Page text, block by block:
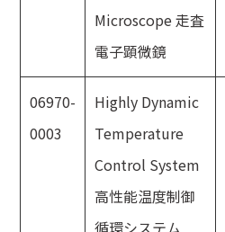
Microscope 走査
電子顕微鏡
06970-
0003
Highly Dynamic
Temperature
Control System
高性能温度制御
循環システム